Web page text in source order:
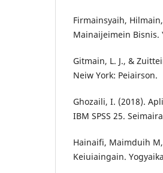
Firmainsyaih,
Mainaijeimein Bisnis.
Gitmain, L. J., &
Neiw York: Peiairson.
Ghozaili, I. (2018).
IBM SPSS 25.
Hainaifi, Maimduih
Keiuiaingain.